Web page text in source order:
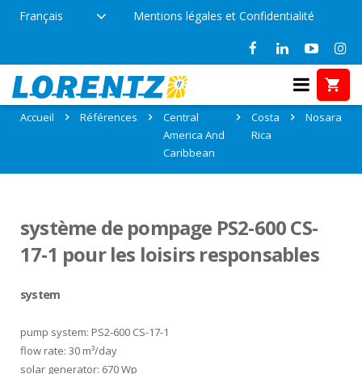
Français Mentions légales et Confidentialité
Références: Nosara, Costa Rica
Accueil Références
Central
America And
Caribbean
Costa
Rica
Nosara
système de pompage PS2-600 CS-
17-1 pour les loisirs responsables
system
pump system: PS2-600 CS-17-1
flow rate: 30 m³/day
solar generator: 670 Wp